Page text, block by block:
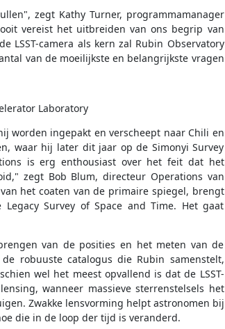
zegt Kathy Turner, programmamanager
vereist het uitbreiden van ons begrip van
LSST-camera als kern zal Rubin Observatory
van de moeilijkste en belangrijkste vragen
Laboratory
worden ingepakt en verscheept naar Chili en
waar hij later dit jaar op de Simonyi Survey
is erg enthousiast over het feit dat het
zegt Bob Blum, directeur Operations van
het coaten van de primaire spiegel, brengt
Survey of Space and Time. Het gaat
van de posities en het meten van de
robuuste catalogus die Rubin samenstelt,
wel het meest opvallend is dat de LSST-
wanneer massieve sterrenstelsels het
Zwakke lensvorming helpt astronomen bij
die in de loop der tijd is veranderd.